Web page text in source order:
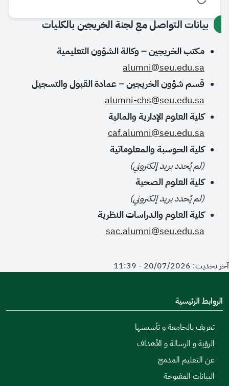
بيانات التواصل مع لجنة الخريجين بالكليات
مكتب الخريجين – وكالة الشؤون التعليمية
alumni@seu.edu.sa
قسم شؤون الخريجين – عمادة القبول والتسجيل
alumni-chs@seu.edu.sa
كلية العلوم الإدارية والمالية
caf.alumni@seu.edu.sa
كلية الحوسبة والمعلوماتية
(لم يُحدد بريد إلكتروني)
كلية العلوم الصحية
(لم يُحدد بريد إلكتروني)
كلية العلوم والدراسات النظرية
sac.alumni@seu.edu.sa
آخر تحديث: 20/07/2026 - 11:39
الروابط الرئيسية
تعريف بالجامعة و تأسيسها
الرؤية و الرسالة و الأهداف
عن التعليم المدمج
البيانات المفتوحة